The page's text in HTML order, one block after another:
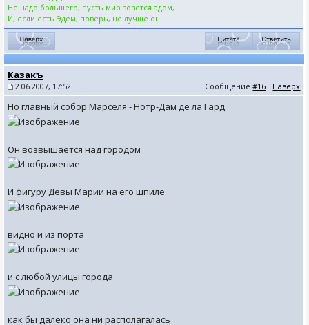
Не надо большего, пусть мир зовется адом,
И, если есть Эдем, поверь, не лучше он.
Казакъ
2.06.2007, 17:52 Сообщение#16 | Наверх
Но главный собор Марселя - Нотр-Дам де ла Гард.
Он возвышается над городом
И фигуру Девы Марии на его шпиле
видно и из порта
и с любой улицы города
как бы далеко она ни располагалась